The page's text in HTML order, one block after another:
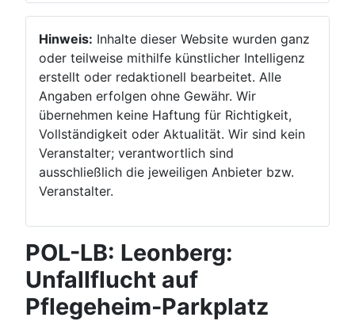
Hinweis: Inhalte dieser Website wurden ganz
oder teilweise mithilfe künstlicher Intelligenz
erstellt oder redaktionell bearbeitet. Alle
Angaben erfolgen ohne Gewähr. Wir
übernehmen keine Haftung für Richtigkeit,
Vollständigkeit oder Aktualität. Wir sind kein
Veranstalter; verantwortlich sind
ausschließlich die jeweiligen Anbieter bzw.
Veranstalter.
POL-LB: Leonberg:
Unfallflucht auf
Pflegeheim-Parkplatz